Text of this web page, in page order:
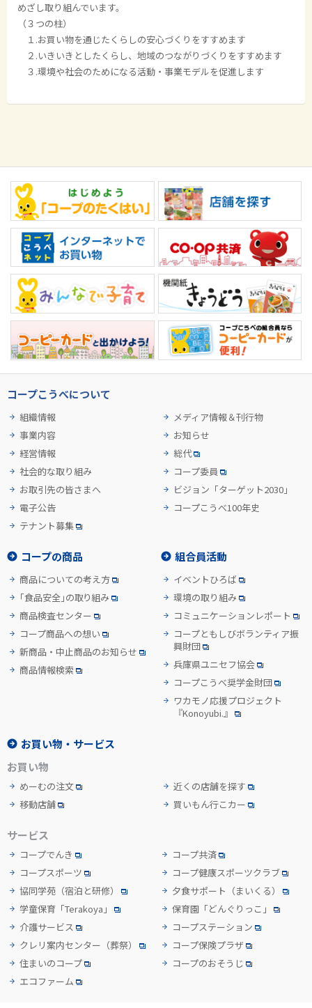
めざし取り組んでいます。
（３つの柱）
１.お買い物を通じたくらしの安心づくりをすすめます
２.いきいきとしたくらし、地域のつながりづくりをすすめます
３.環境や社会のためになる活動・事業モデルを促進します
コープこうべについて
組織情報
事業内容
経営情報
社会的な取り組み
お取引先の皆さまへ
電子公告
テナント募集
メディア情報＆刊行物
お知らせ
総代
コープ委員
ビジョン「ターゲット2030」
コープこうべ100年史
コープの商品
商品についての考え方
「食品安全」の取り組み
商品検査センター
コープ商品への想い
新商品・中止商品のお知らせ
商品情報検索
組合員活動
イベントひろば
環境の取り組み
コミュニケーションレポート
コープともしびボランティア振
興財団
兵庫県ユニセフ協会
コープこうべ奨学金財団
ワカモノ応援プロジェクト
『Konoyubi.』
お買い物・サービス
お買い物
めーむの注文
移動店舗
近くの店舗を探す
買いもん行こカー
サービス
コープでんき
コープ共済
コープスポーツ
コープ健康スポーツクラブ
協同学苑 （宿泊と研修） 夕食サポート （まいくる）
学童保育「Terakoya」
保育園「どんぐりっこ」
介護サービス
コープステーション
クレリ案内センター （葬祭）
コープ保険プラザ
住まいのコープ
コープのおそうじ
エコファーム